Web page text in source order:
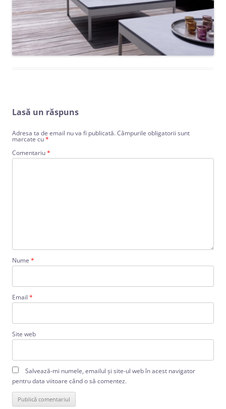
Lasă un răspuns
Adresa ta de email nu va fi publicată.Câmpurile obligatorii sunt
marcate cu*
Comentariu*
Nume *
Email *
Site web
Salvează-mi numele, emailul și site-ul web în acest navigator
pentru data viitoare când o să comentez.